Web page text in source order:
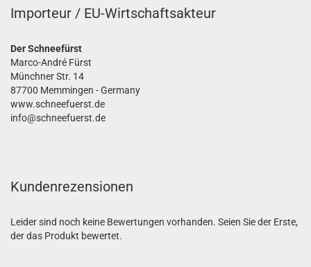
Importeur / EU-Wirtschaftsakteur
Der Schneefürst
Marco-André Fürst
Münchner Str. 14
87700 Memmingen - Germany
www.schneefuerst.de
info@schneefuerst.de
Kundenrezensionen
Leider sind noch keine Bewertungen vorhanden. Seien Sie der Erste,
der das Produkt bewertet.